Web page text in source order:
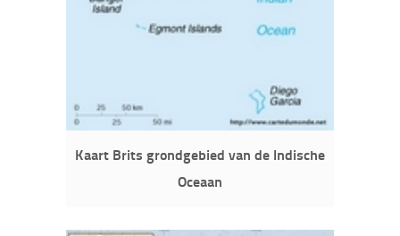
Kaart Brits grondgebied van de Indische
Oceaan